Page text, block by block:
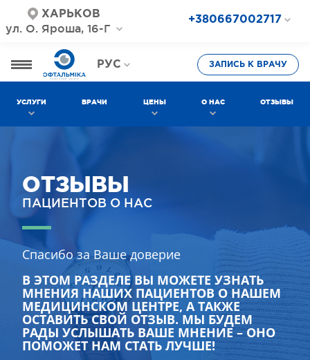
ХАРЬКОВ
ул. О. Яроша, 16-Г
+380667002717
+380577002717
РУС
УКР
ЗАПИСЬ К ВРАЧУ
УСЛУГИ ВРАЧИ ЦЕНЫ О НАС ОТЗЫВЫ
ОТЗЫВЫ
ПАЦИЕНТОВ О НАС
Спасибо за Ваше доверие
В ЭТОМ РАЗДЕЛЕ ВЫ МОЖЕТЕ УЗНАТЬ
МНЕНИЯ НАШИХ ПАЦИЕНТОВ О НАШЕМ
МЕДИЦИНСКОМ ЦЕНТРЕ, А ТАКЖЕ
ОСТАВИТЬ СВОЙ ОТЗЫВ. МЫ БУДЕМ
РАДЫ УСЛЫШАТЬ ВАШЕ МНЕНИЕ – ОНО
ПОМОЖЕТ НАМ СТАТЬ ЛУЧШЕ!